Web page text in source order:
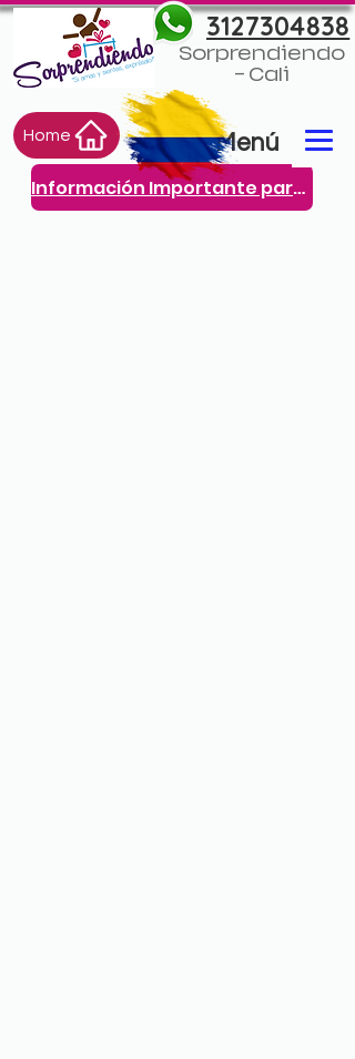
Home
3127304838
Menú
Información Importante para ti
Sorprendiendo
- Cali